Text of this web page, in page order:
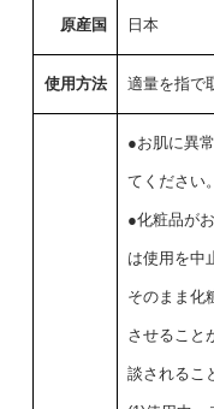
原産国 日本
使用方法 適量を指で
●お肌に異
てください。
●化粧品が
は使用を中
そのまま化
させること
談されるこ